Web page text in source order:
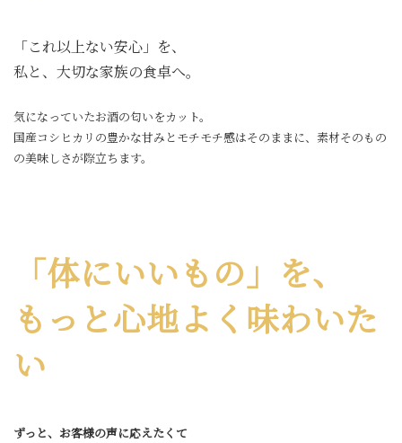
「これ以上ない安心」を、
私と、大切な家族の食卓へ。
気になっていたお酒の匂いをカット。
国産コシヒカリの豊かな甘みとモチモチ感はそのままに、素材そのもの
の美味しさが際立ちます。
「体にいいもの」を、
もっと心地よく味わいた
い
ずっと、お客様の声に応えたくて